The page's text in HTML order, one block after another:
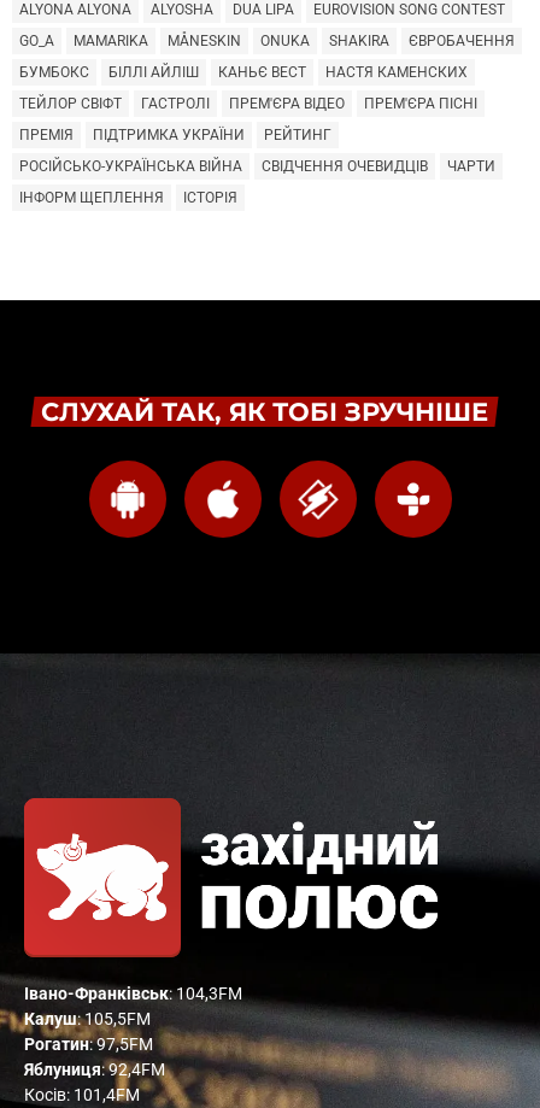
ALYONA ALYONA ALYOSHA DUA LIPA
EUROVISION SONG CONTEST
GO_A
MAMARIKA MÅNESKIN ONUKA SHAKIRA
ЄВРОБАЧЕННЯ
БУМБОКС
БІЛЛІ АЙЛІШ КАНЬЄ ВЕСТ
НАСТЯ КАМЕНСКИХ
ТЕЙЛОР СВІФТ
ГАСТРОЛІ ПРЕМ'ЄРА ВІДЕО
ПРЕМ'ЄРА ПІСНІ
ПРЕМІЯ
ПІДТРИМКА УКРАЇНИ
РЕЙТИНГ
РОСІЙСЬКО-УКРАЇНСЬКА ВІЙНА
СВІДЧЕННЯ ОЧЕВИДЦІВ
ЧАРТИ
ІНФОРМ ЩЕПЛЕННЯ
ІСТОРІЯ
СЛУХАЙ ТАК, ЯК ТОБІ ЗРУЧНІШЕ
Івано-Франківськ: 104,3FM
Калуш: 105,5FM
Рогатин: 97,5FM
Яблуниця: 92,4FM
Косів: 101,4FM